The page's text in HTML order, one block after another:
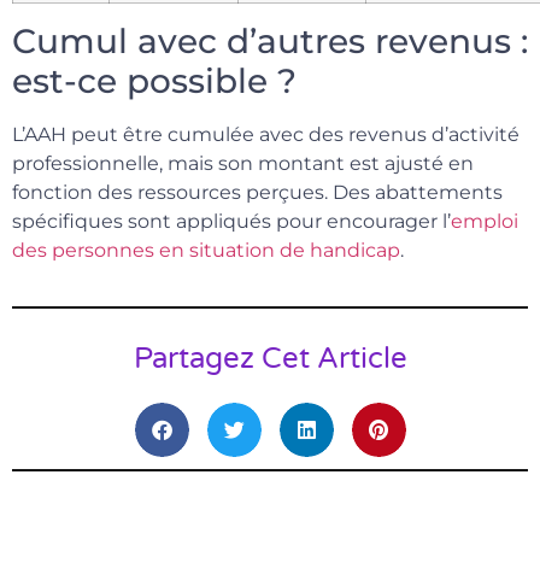
Cumul avec d’autres revenus :
est-ce possible ?
L’AAH peut être cumulée avec des revenus d’activité
professionnelle, mais son montant est ajusté en
fonction des ressources perçues. Des abattements
spécifiques sont appliqués pour encourager l’emploi
des personnes en situation de handicap.
Partagez Cet Article